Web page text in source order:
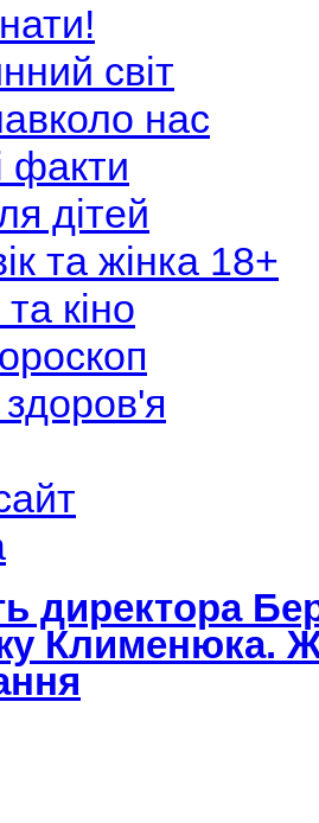
світ
нас
факти
дітей
та жінка 18+
кіно
директора
Клименюка.